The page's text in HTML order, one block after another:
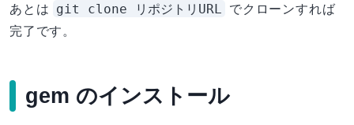
あとは git clone リポジトリURL
でクローンすれば
完了です。
gem のインストール